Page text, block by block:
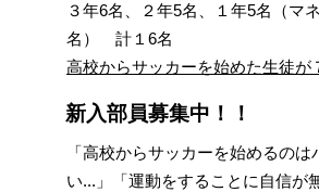
３年6名、２年5名、１年5名（マ
名） 計１6名
高校からサッカーを始めた生徒が
新入部員募集中！！
「高校からサッカーを始めるのは
い...」「運動をすることに自信が